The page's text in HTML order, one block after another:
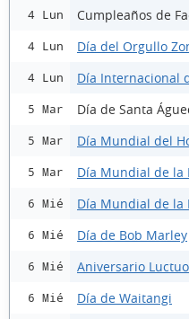
4 Lun Cumpleaños de
4 Lun Día del Orgullo
4 Lun Día Internacional
5 Mar Día de Santa
5 Mar Día Mundial del
5 Mar Día Mundial de la
6 Mié Día Mundial de la
6 Mié Día de Bob Marley
6 Mié Aniversario
6 Mié Día de Waitangi